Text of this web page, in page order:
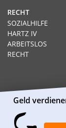
RECHT
SOZIALHILFE
HARTZ IV
ARBEITSLOS
RECHT
Geld